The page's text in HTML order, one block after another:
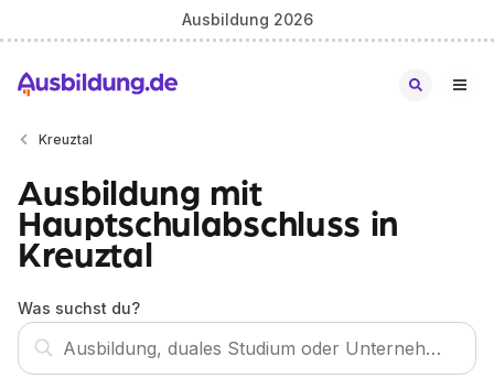
Ausbildung 2026
Kreuztal
Ausbildung mit
Hauptschulabschluss in
Kreuztal
Was suchst du?